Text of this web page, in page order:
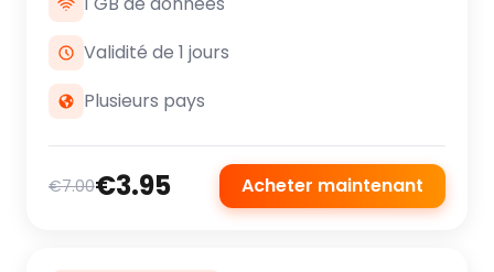
Validité de 1 jours
Plusieurs pays
€7.00€3.95 Acheter maintenant